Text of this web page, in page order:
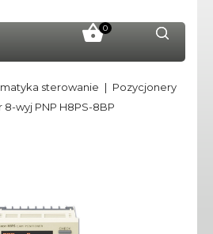
0
sterowanie
Pozycjonery
8-wyj PNP H8PS-8BP